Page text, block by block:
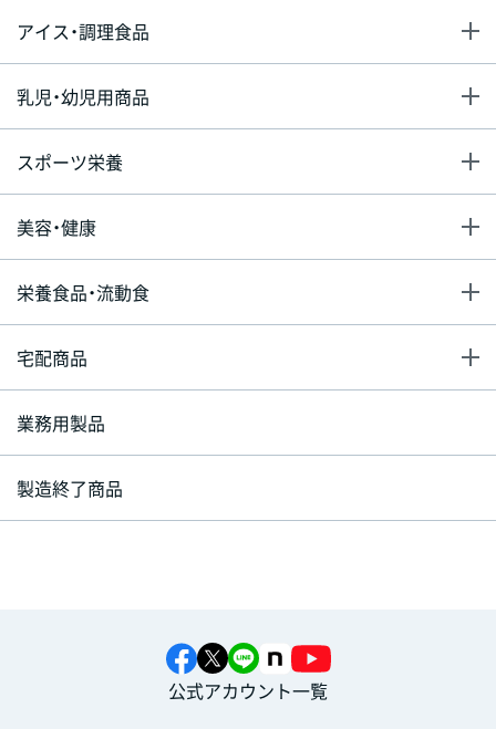
アイス・調理食品
乳児・幼児用商品
スポーツ栄養
美容・健康
栄養食品・流動食
宅配商品
業務用製品
製造終了商品
公式アカウント一覧